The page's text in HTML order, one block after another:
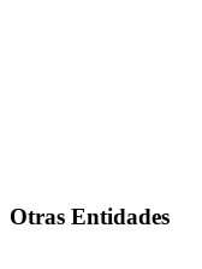
Otras Entidades